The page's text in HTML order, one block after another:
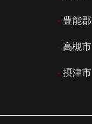
- 豊能郡
- 高槻市
- 摂津市